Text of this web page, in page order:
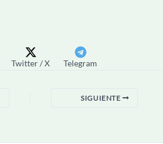
Twitter / X Telegram
SIGUIENTE